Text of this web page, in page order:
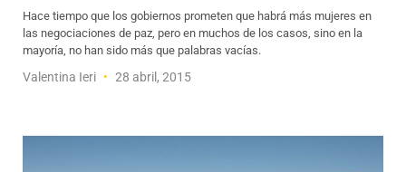
Hace tiempo que los gobiernos prometen que habrá más mujeres en
las negociaciones de paz, pero en muchos de los casos, sino en la
mayoría, no han sido más que palabras vacías.
Valentina Ieri 28 abril, 2015